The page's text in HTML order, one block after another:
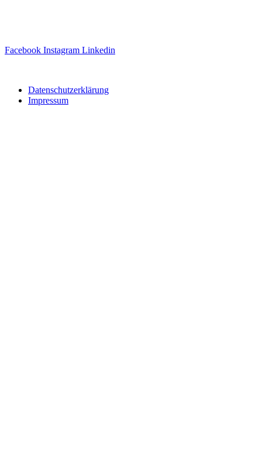
Facebook Instagram Linkedin
Datenschutzerklärung
Impressum